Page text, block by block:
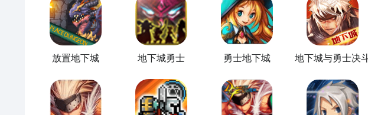
下，看看这款游戏的玩法特点和游戏剧情介绍 。
地下城与勇士：放置RPG快速预约/下载地址（需优先下载九游APP）：
DNF系列手游新作《地下城与勇士：放置RPG》
2、地下城与勇士：放置RPG图片欣赏：
放置地下城 地下城勇士 勇士地下城 地下城与勇士决